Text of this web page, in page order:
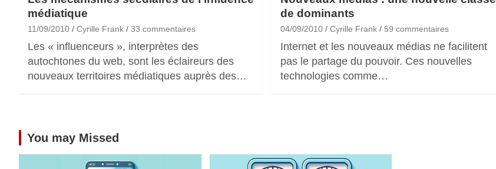
médiatique
11/09/2010 Cyrille Frank 33 commentaires
Les « influenceurs », interprètes des
autochtones du web, sont les éclaireurs des
nouveaux territoires médiatiques auprès des…
de dominants
04/09/2010 Cyrille Frank 59 commentaires
Internet et les nouveaux médias ne facilitent
pas le partage du pouvoir. Ces nouvelles
technologies comme…
You may Missed